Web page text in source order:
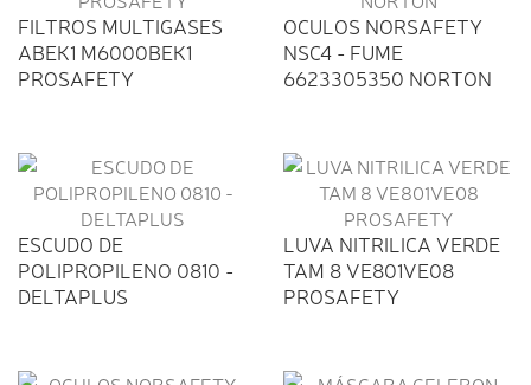
FILTROS MULTIGASES
ABEK1 M6000BEK1
PROSAFETY
OCULOS NORSAFETY
NSC4 - FUME
6623305350 NORTON
ESCUDO DE
POLIPROPILENO 0810 -
DELTAPLUS
LUVA NITRILICA VERDE
TAM 8 VE801VE08
PROSAFETY